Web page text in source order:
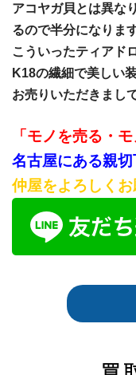
アコヤガ貝とは異な
るので半分になります
こういったティアド
K18の繊細で美しい
お売りいただきまし
「モノを売る・
名古屋にある親
仲屋をよろしく